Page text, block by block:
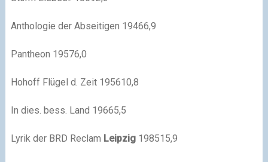
Anthologie der Abseitigen 19466,9
Pantheon 19576,0
Hohoff Flügel d. Zeit 195610,8
In dies. bess. Land 19665,5
Lyrik der BRD Reclam Leipzig198515,9